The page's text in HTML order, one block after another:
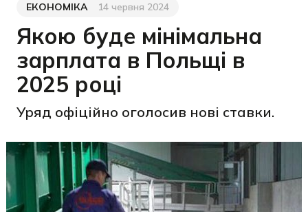
Категорія
ЕКОНОМІКА
Дата публікації14 червня 2024
Якою буде мінімальна
зарплата в Польщі в
2025 році
Уряд офіційно оголосив нові ставки.